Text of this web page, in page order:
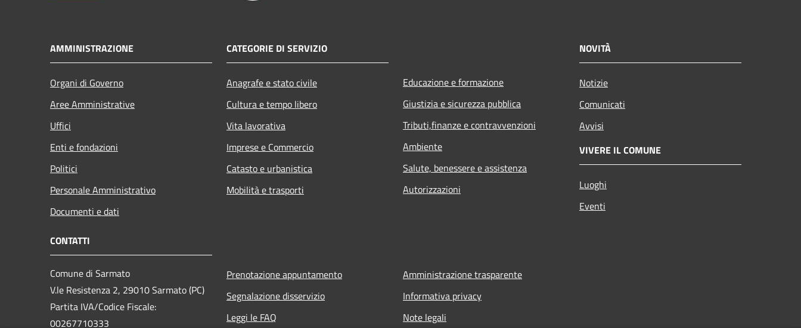
AMMINISTRAZIONE
Organi di Governo
Aree Amministrative
Uffici
Enti e fondazioni
Politici
Personale Amministrativo
Documenti e dati
CATEGORIE DI SERVIZIO
Anagrafe e stato civile
Cultura e tempo libero
Vita lavorativa
Imprese e Commercio
Catasto e urbanistica
Mobilità e trasporti
Educazione e formazione
Giustizia e sicurezza pubblica
Tributi,finanze e contravvenzioni
Ambiente
Salute, benessere e assistenza
Autorizzazioni
NOVITÀ
Notizie
Comunicati
Avvisi
VIVERE IL COMUNE
Luoghi
Eventi
CONTATTI
Comune di Sarmato
V.le Resistenza 2, 29010 Sarmato (PC)
Partita IVA/Codice Fiscale:
00267710333
Prenotazione appuntamento
Segnalazione disservizio
Leggi le FAQ
Amministrazione trasparente
Informativa privacy
Note legali